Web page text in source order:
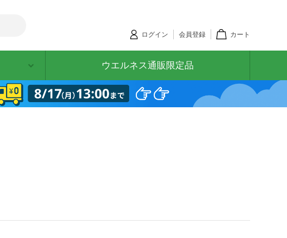
ログイン 会員登録 カート
ウエルネス通販限定品